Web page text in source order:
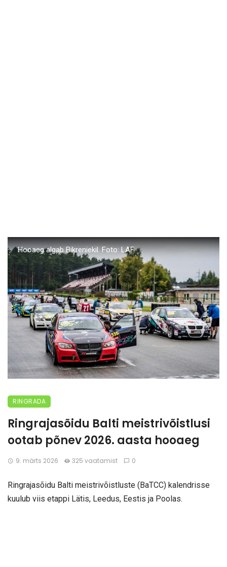
Hooaeg algab Bikreniekil. Foto: LAF
RINGRADA
Ringrajasõidu Balti meistrivõistlusi
ootab põnev 2026. aasta hooaeg
9. märts 2026 325 vaatamist 0
Ringrajasõidu Balti meistrivõistluste (BaTCC) kalendrisse
kuulub viis etappi Lätis, Leedus, Eestis ja Poolas.